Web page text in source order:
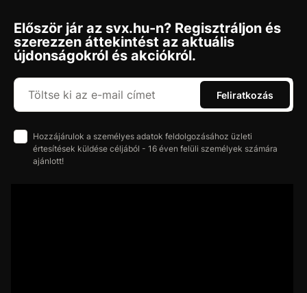
Először jár az svx.hu-n? Regisztráljon és
szerezzen áttekintést az aktuális
újdonságokról és akciókról.
Feliratkozás
Hozzájárulok a személyes adatok feldolgozásához üzleti
értesítések küldése céljából - 16 éven felüli személyek számára
ajánlott!